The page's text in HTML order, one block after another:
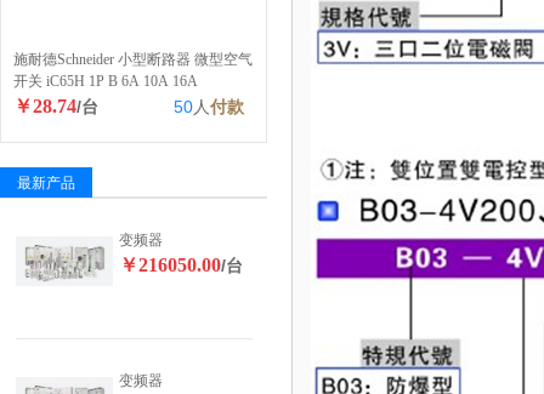
施耐德Schneider 小型断路器 微型空气
开关 iC65H 1P B 6A 10A 16A
￥28.74/台 50人付款
最新产品
变频器
￥216050.00/台
变频器